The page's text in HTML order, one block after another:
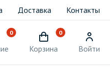
Доставка Контакты
0 0
Корзина Войти